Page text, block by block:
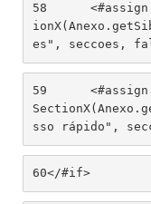
58
es", seccoes,
59
sso rápido",
60</#if>